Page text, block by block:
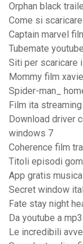
Orphan black
Come si
Captain marvel
Tubemate
Siti per scaricare
Mommy film
Spider-man_
Film ita
Download driver
windows 7
Coherence film
Titoli episodi
App gratis
Secret window
Fate stay night
Da youtube a
Le incredibili